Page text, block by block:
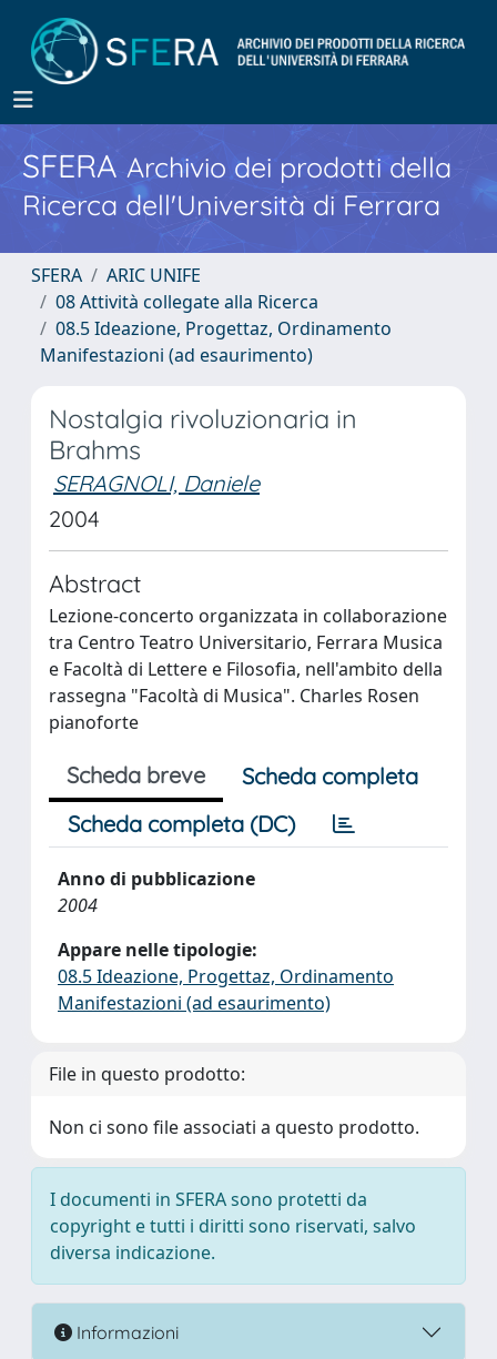
SFERA Archivio dei prodotti della
Ricerca dell'Università di Ferrara
SFERA
ARIC UNIFE
08 Attività collegate alla Ricerca
08.5 Ideazione, Progettaz, Ordinamento
Manifestazioni (ad esaurimento)
Nostalgia rivoluzionaria in
Brahms
SERAGNOLI, Daniele
2004
Abstract
Lezione-concerto organizzata in collaborazione
tra Centro Teatro Universitario, Ferrara Musica
e Facoltà di Lettere e Filosofia, nell'ambito della
rassegna "Facoltà di Musica". Charles Rosen
pianoforte
Scheda breve
Scheda completa
Scheda completa (DC)
Anno di pubblicazione
2004
Appare nelle tipologie:
08.5 Ideazione, Progettaz, Ordinamento
Manifestazioni (ad esaurimento)
File in questo prodotto:
Non ci sono file associati a questo prodotto.
I documenti in SFERA sono protetti da
copyright e tutti i diritti sono riservati, salvo
diversa indicazione.
Informazioni